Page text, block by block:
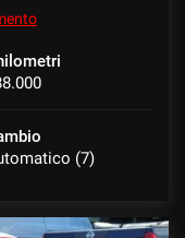
(7)